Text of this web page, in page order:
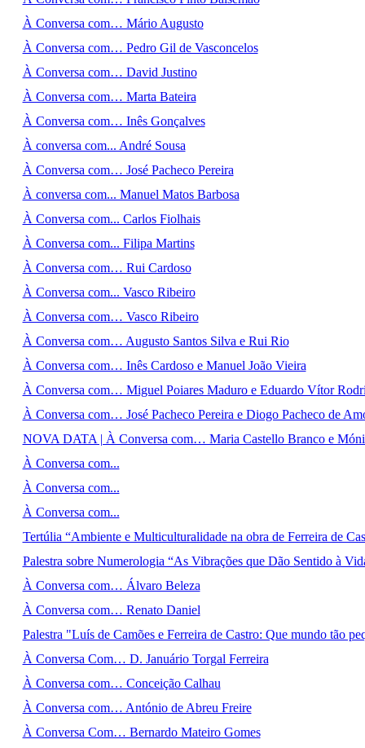
À Conversa com… Mário Augusto
À Conversa com… Pedro Gil de Vasconcelos
À Conversa com… David Justino
À Conversa com… Marta Bateira
À Conversa com… Inês Gonçalves
À conversa com... André Sousa
À Conversa com… José Pacheco Pereira
À conversa com... Manuel Matos Barbosa
À Conversa com... Carlos Fiolhais
À Conversa com... Filipa Martins
À Conversa com… Rui Cardoso
À Conversa com... Vasco Ribeiro
À Conversa com… Vasco Ribeiro
À Conversa com… Augusto Santos Silva e Rui Rio
À Conversa com… Inês Cardoso e Manuel João Vieira
À Conversa com… Miguel Poiares Maduro e Eduardo Vítor
À Conversa com… José Pacheco Pereira e Diogo Pacheco de
NOVA DATA | À Conversa com… Maria Castello Branco e
À Conversa com...
À Conversa com...
À Conversa com...
Tertúlia “Ambiente e Multiculturalidade na obra de Ferreira de
Palestra sobre Numerologia “As Vibrações que Dão Sentido à
À Conversa com… Álvaro Beleza
À Conversa com… Renato Daniel
Palestra "Luís de Camões e Ferreira de Castro: Que mundo tão
À Conversa Com… D. Januário Torgal Ferreira
À Conversa com… Conceição Calhau
À Conversa com… António de Abreu Freire
À Conversa Com… Bernardo Mateiro Gomes